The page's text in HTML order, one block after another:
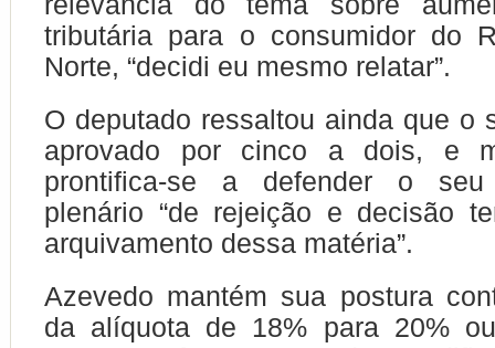
tributária para o consumidor do
Norte, “decidi eu mesmo relatar”.
O deputado ressaltou ainda que o
aprovado por cinco a dois, e
prontifica-se a defender o
plenário “de rejeição e decisão
arquivamento dessa matéria”.
Azevedo mantém sua postura
da alíquota de 18% para 20%